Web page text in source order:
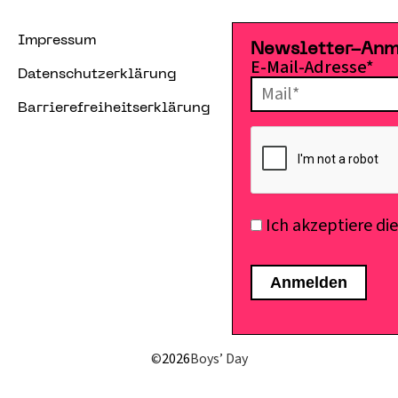
Impressum
Datenschutzerklärung
Barrierefreiheitserklärung
Newsletter-
E-Mail-Adresse*
Ich akzeptiere
©2026Boys’ Day